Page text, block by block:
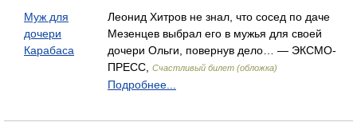
Муж для
дочери
Карабаса
Леонид Хитров не знал, что сосед по даче
Мезенцев выбрал его в мужья для своей
дочери Ольги, повернув дело… — ЭКСМО-
ПРЕСС,
Счастливый билет (обложка)
Подробнее...